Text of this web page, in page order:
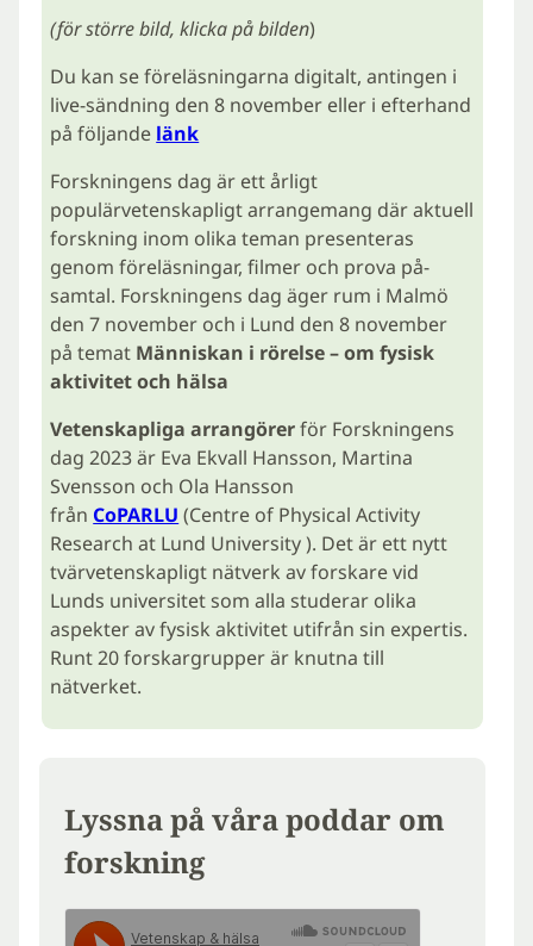
(för större bild, klicka på bilden)
Du kan se föreläsningarna digitalt, antingen i
live-sändning den 8 november eller i efterhand
på följande länk
Forskningens dag är ett årligt
populärvetenskapligt arrangemang där aktuell
forskning inom olika teman presenteras
genom föreläsningar, filmer och prova på-
samtal. Forskningens dag äger rum i Malmö
den 7 november och i Lund den 8 november
på temat Människan i rörelse – om fysisk
aktivitet och hälsa
Vetenskapliga arrangörerför Forskningens
dag 2023 är Eva Ekvall Hansson, Martina
Svensson och Ola Hansson
från CoPARLU (Centre of Physical Activity
Research at Lund University ). Det är ett nytt
tvärvetenskapligt nätverk av forskare vid
Lunds universitet som alla studerar olika
aspekter av fysisk aktivitet utifrån sin expertis.
Runt 20 forskargrupper är knutna till
nätverket.
Lyssna på våra poddar om
forskning